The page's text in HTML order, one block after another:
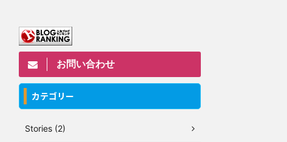
お問い合わせ
カテゴリー
Stories (2)